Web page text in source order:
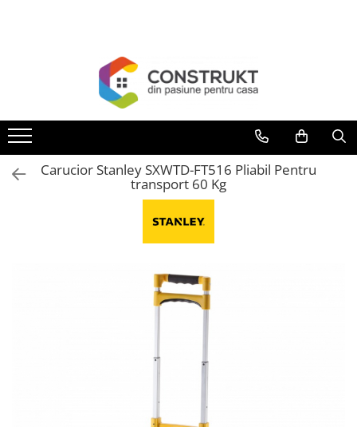
Termoseminee, seminee si sobe
Cazane pe combustibil solid
Cazane pe combustibil gazos/lichid
Aeroterme si destratificatoare de
Solutii de curatare si tratare
Carucior Stanley SXWTD-FT516 Pliabil Pentru
transport 60 Kg